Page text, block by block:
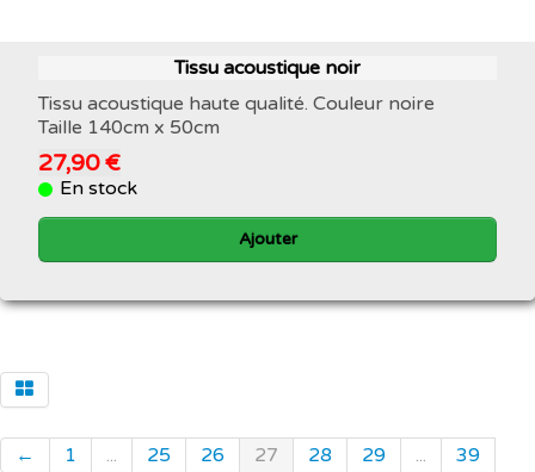
Tissu acoustique noir
Tissu acoustique haute qualité. Couleur noire
Taille 140cm x 50cm
27,90 €
En stock
Ajouter
← 1 ... 25 26 27 28 29 ...
39